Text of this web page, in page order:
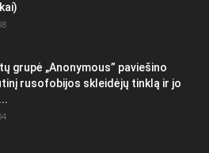
grupė „Anonymous” paviešino
rusofobijos skleidėjų tinklą ir jo